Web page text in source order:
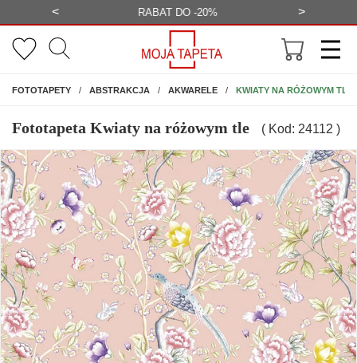
< BEZPŁATNA WIZUALIZACJA >
FOTOTAPETYNA ŚCIANĘ
ABSTRAKCJA AKWARELE KWIATY NA RÓŻOWYM TLE
Fototapeta Kwiaty na różowym tle ( Kod: 24112 )